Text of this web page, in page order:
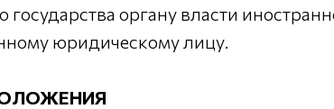
государства органу власти
юридическому лицу.